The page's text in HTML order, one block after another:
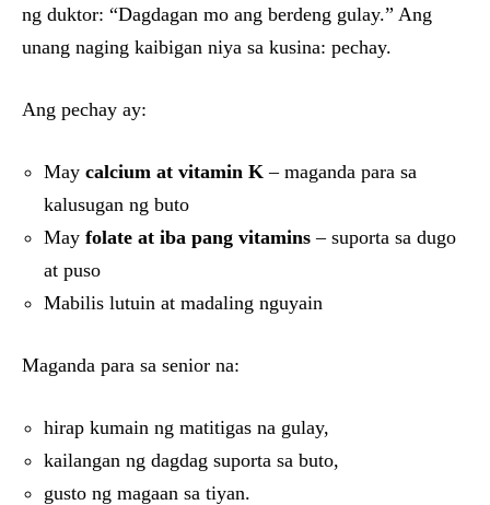
ng duktor: “Dagdagan mo ang berdeng gulay.” Ang
unang naging kaibigan niya sa kusina: pechay.
Ang pechay ay:
May calcium at vitamin K – maganda para sa
kalusugan ng buto
May folate at iba pang vitamins – suporta sa dugo
at puso
Mabilis lutuin at madaling nguyain
Maganda para sa senior na:
hirap kumain ng matitigas na gulay,
kailangan ng dagdag suporta sa buto,
gusto ng magaan sa tiyan.